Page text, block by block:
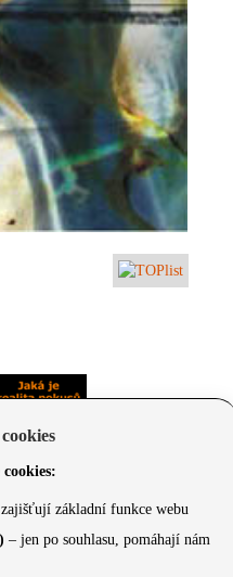
základní funkce webu
– jen po souhlasu, pomáhají nám